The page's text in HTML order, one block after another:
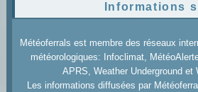
Informations
Météoferrals est membre des réseaux
météorologiques: Infoclimat,
APRS, Weather Underground et
Les informations diffusées par